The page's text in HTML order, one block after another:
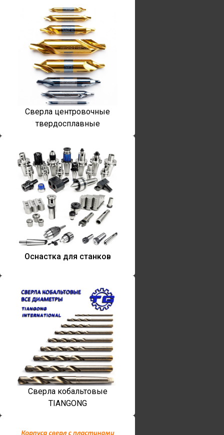
Сверла центровочные
твердосплавные
Оснастка для станков
Сверла кобальтовые
TIANGONG